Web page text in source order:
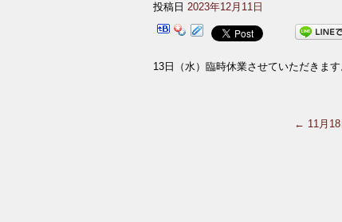
投稿日 2023年12月11日
13日（水）臨時休業させていただきます
← 11月